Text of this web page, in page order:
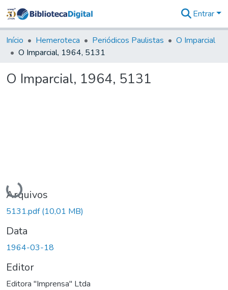
&
Coleções
Tudo na
Digital
Entrar
Início Hemeroteca Periódicos Paulistas
O Imparcial
O Imparcial, 1964, 5131
O Imparcial, 1964, 5131
Carregando...
Arquivos
5131.pdf(10,01 MB)
Data
1964-03-18
Editor
Editora "Imprensa" Ltda